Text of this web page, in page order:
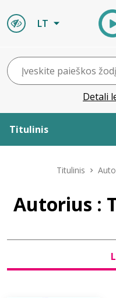
LT
Detali
Titulinis
Leidiniai
Titulinis
Autorius :